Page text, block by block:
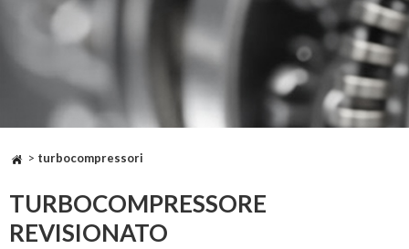
> turbocompressori
TURBOCOMPRESSORE
REVISIONATO